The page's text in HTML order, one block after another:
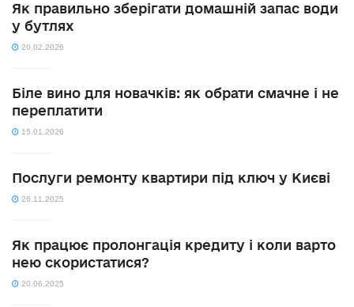
Як правильно зберігати домашній запас води
у бутлях
20.02.2026
Біле вино для новачків: як обрати смачне і не
переплатити
15.01.2026
Послуги ремонту квартири під ключ у Києві
26.11.2025
Як працює пролонгація кредиту і коли варто
нею скористатися?
20.06.2025